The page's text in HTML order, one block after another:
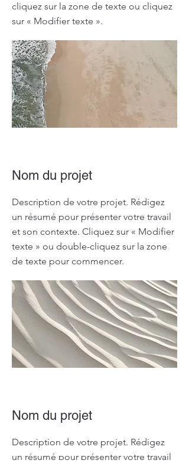
cliquez sur la zone de texte ou cliquez
sur « Modifier texte ».
Nom du projet
Description de votre projet. Rédigez
un résumé pour présenter votre travail
et son contexte. Cliquez sur « Modifier
texte » ou double-cliquez sur la zone
de texte pour commencer.
Nom du projet
Description de votre projet. Rédigez
un résumé pour présenter votre travail